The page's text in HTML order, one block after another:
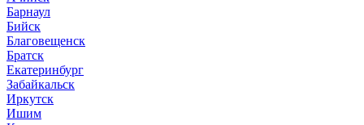
Барнаул
Бийск
Благовещенск
Братск
Екатеринбург
Забайкальск
Иркутск
Ишим